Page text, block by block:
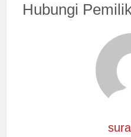
Hubungi